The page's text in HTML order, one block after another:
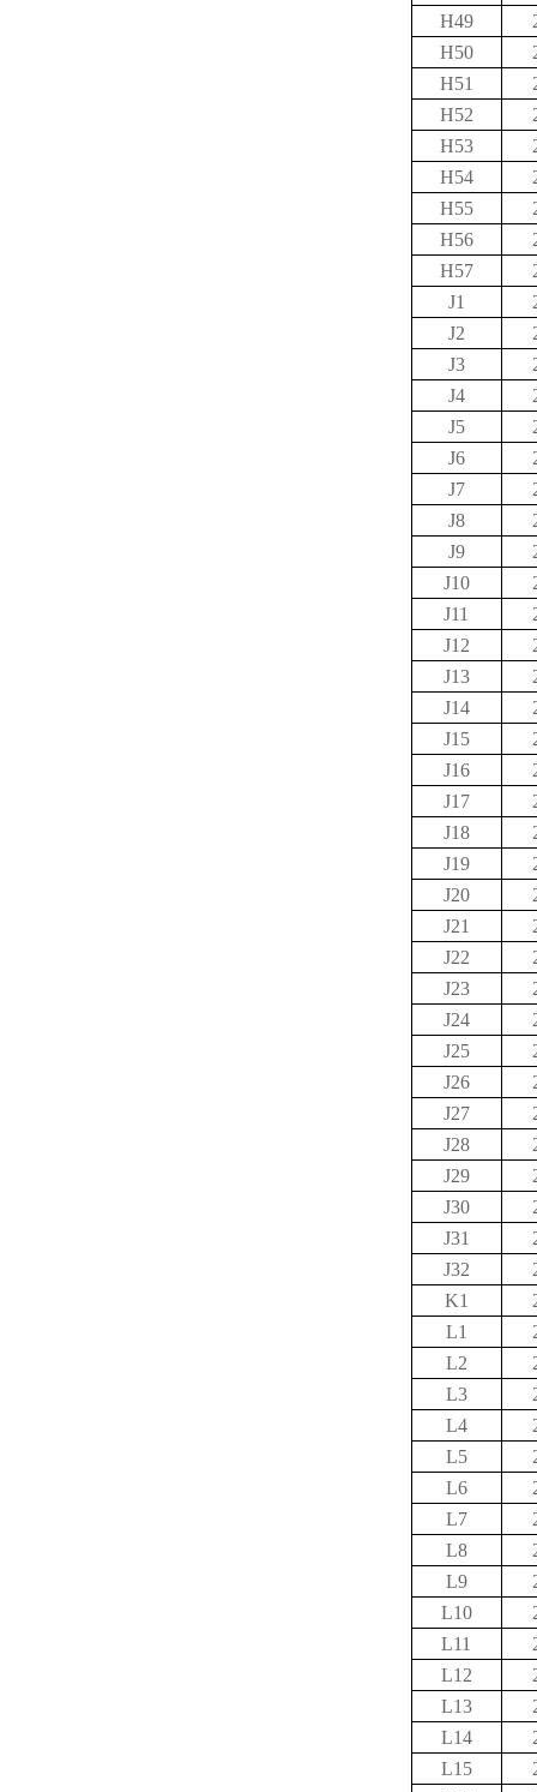
H49
H50
H51
H52
H53
H54
H55
H56
H57
J1
J2
J3
J4
J5
J6
J7
J8
J9
J10
J11
J12
J13
J14
J15
J16
J17
J18
J19
J20
J21
J22
J23
J24
J25
J26
J27
J28
J29
J30
J31
J32
K1
L1
L2
L3
L4
L5
L6
L7
L8
L9
L10
L11
L12
L13
L14
L15